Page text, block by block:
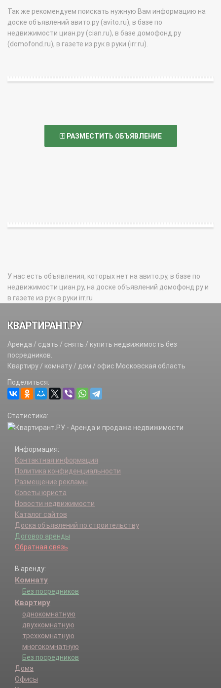
Так же рекомендуем поискать нужную Вам информацию на
доске объявлений авито.ру (avito.ru), в базе по
недвижимости циан.ру (cian.ru), в базе домофонд.ру
(domofond.ru), в газете из рук в руки (irr.ru).
РАЗМЕСТИТЬ ОБЪЯВЛЕНИЕ
У нас есть объявления, которых нет на авито.ру, в базе по
недвижимости циан.ру, на доске объявлений домофонд.ру и
в газете из рук в руки irr.ru
КВАРТИРАНТ.РУ
Аренда / сдать / снять / купить недвижимость без
посредников.
Квартиру / комнату / дом / офис Московская область
Поделиться:
Статистика:
Информация:
Контактная информация
Политика конфиденциальности
Размещение рекламы
Советы юриста
Новости недвижимости
Каталог сайтов
Доска объявлений по строительству
Договор аренды
Обратная связь
В аренду:
Комнату
Без посредников
Квартиру
однокомнатную
двухкомнатную
трехкомнатную
многокомнатную
Без посредников
Дома
Офисы